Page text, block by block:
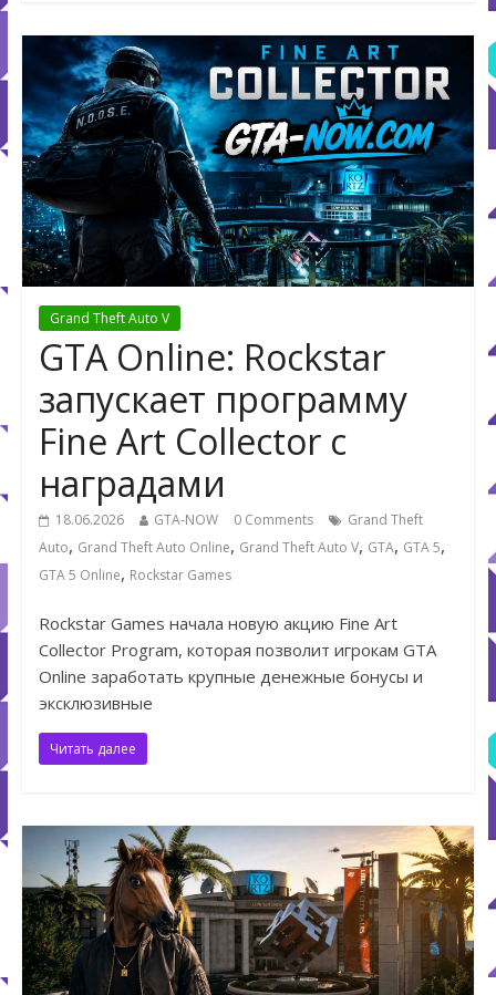
Grand Theft Auto V
GTA Online: Rockstar
запускает программу
Fine Art Collector с
наградами
18.06.2026 GTA-NOW 0 Comments
Grand Theft
Auto, Grand Theft Auto Online, Grand Theft Auto V, GTA, GTA 5,
GTA 5 Online, Rockstar Games
Rockstar Games начала новую акцию Fine Art
Collector Program, которая позволит игрокам GTA
Online заработать крупные денежные бонусы и
эксклюзивные
Читать далее